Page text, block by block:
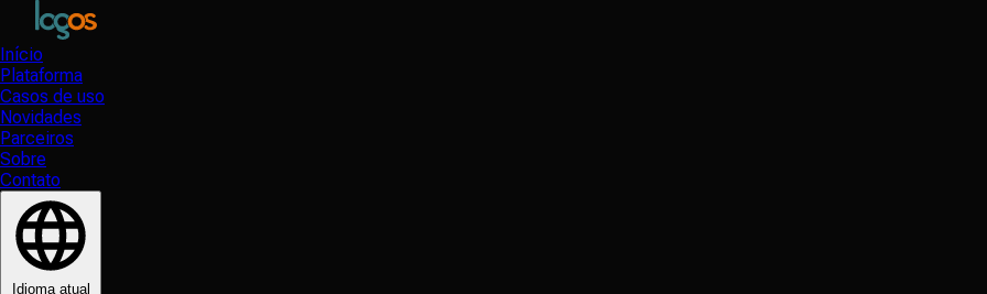
Início
Plataforma
Casos de uso
Novidades
Parceiros
Sobre
Contato
Idioma atual